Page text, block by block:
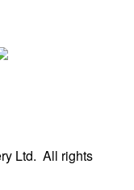
Ltd. All rights